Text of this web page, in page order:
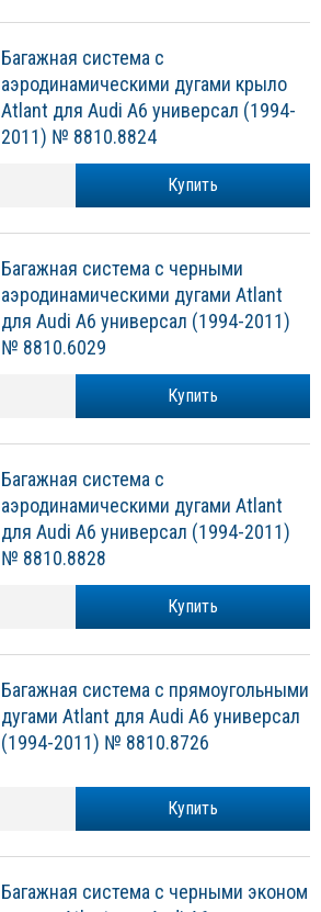
Багажная система с
аэродинамическими дугами крыло
Atlant для Audi A6 универсал (1994-
2011) № 8810.8824
Купить
Багажная система с черными
аэродинамическими дугами Atlant
для Audi A6 универсал (1994-2011)
№ 8810.6029
Купить
Багажная система с
аэродинамическими дугами Atlant
для Audi A6 универсал (1994-2011)
№ 8810.8828
Купить
Багажная система с прямоугольными
дугами Atlant для Audi A6 универсал
(1994-2011) № 8810.8726
Купить
Багажная система с черными эконом